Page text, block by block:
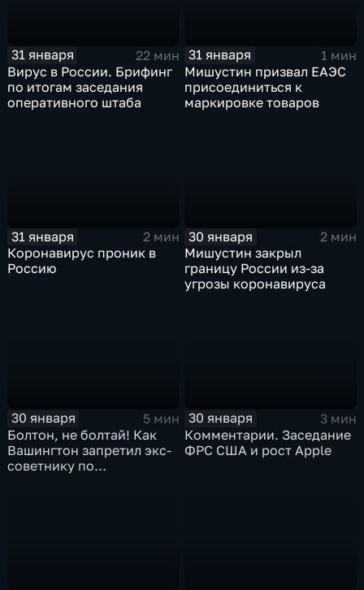
31 января
22 мин
Вирус в России. Брифинг
по итогам заседания
оперативного штаба
31 января
1 мин
Мишустин призвал ЕАЭС
присоединиться к
маркировке товаров
31 января
2 мин
Коронавирус проник в
Россию
30 января
2 мин
Мишустин закрыл
границу России из-за
угрозы коронавируса
30 января
5 мин
Болтон, не болтай! Как
Вашингтон запретил экс-
советнику по
30 января
3 мин
Комментарии. Заседание
ФРС США и рост Apple